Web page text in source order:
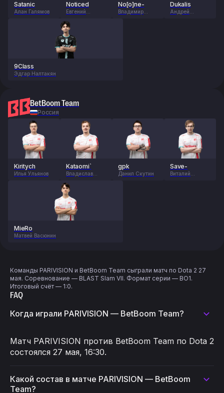
Satanic
Алан Галямов
Noticed
Евгений
No[o]ne-
Владимир
Dukalis
Андрей
9Class
Эдгар Налтакян
BetBoom Team
Россия
Kiritych
Илья Ульянов
Kataomi`
Владислав
gpk
Данил Скутин
Save-
Виталий
MieRo
Матвей Васюнин
Команды PARIVISION и BetBoom Team сыграли матч по Dota 2 27
мая. Соревнование — BLAST Slam VII. Формат серии — BO1.
Итоговый счёт — 1:0.
FAQ
Когда играли PARIVISION — BetBoom Team?
Матч PARIVISION против BetBoom Team по Dota 2
состоялся 27 мая, 16:30.
Какой состав в матче PARIVISION — BetBoom
Team?